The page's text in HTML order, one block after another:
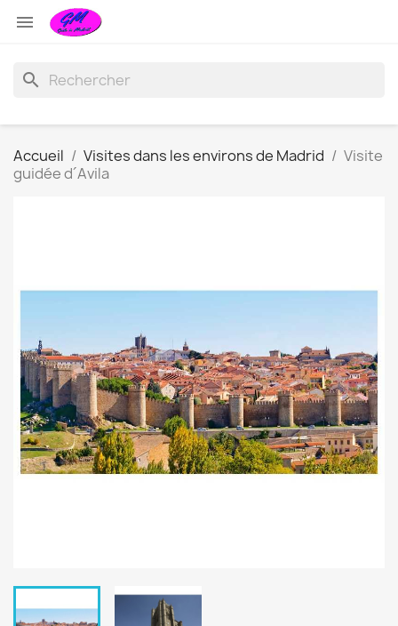

search
Accueil Visites dans les environs de Madrid
Visite
guidée d´Avila